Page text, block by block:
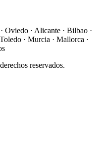
Oviedo · Alicante · Bilbao ·
· Murcia · Mallorca ·
reservados.